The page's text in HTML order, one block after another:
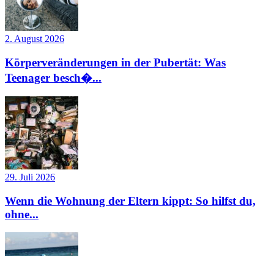
2. August 2026
Körperveränderungen in der Pubertät: Was
Teenager besch�...
29. Juli 2026
Wenn die Wohnung der Eltern kippt: So hilfst du,
ohne...